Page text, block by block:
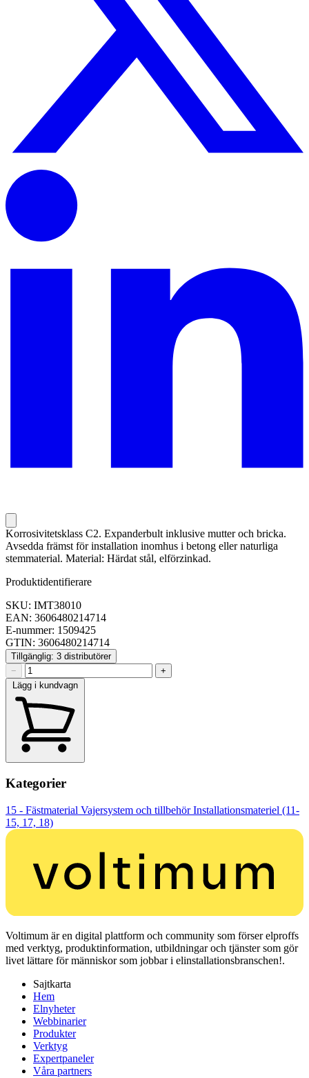
Korrosivitetsklass C2. Expanderbult inklusive mutter och bricka.
Avsedda främst för installation inomhus i betong eller naturliga
stemmaterial. Material: Härdat stål, elförzinkad.
Produktidentifierare
SKU: IMT38010
EAN: 3606480214714
E-nummer: 1509425
GTIN: 3606480214714
Tillgänglig: 3 distributörer
−
+
Lägg i kundvagn
Kategorier
15 - Fästmaterial Vajersystem och tillbehörInstallationsmateriel (11-
15, 17, 18)
Voltimum är en digital plattform och community som förser elproffs
med verktyg, produktinformation, utbildningar och tjänster som gör
livet lättare för människor som jobbar i elinstallationsbranschen!.
Sajtkarta
Hem
Elnyheter
Webbinarier
Produkter
Verktyg
Expertpaneler
Våra partners